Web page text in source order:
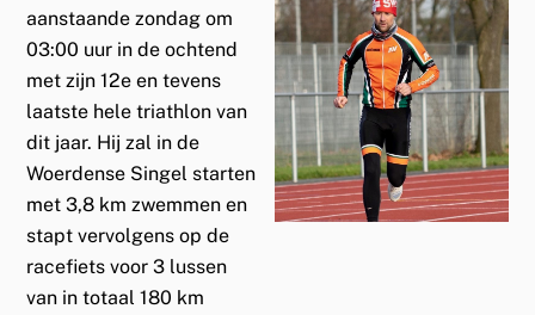
aanstaande zondag om
03:00 uur in de ochtend
met zijn 12e en tevens
laatste hele triathlon van
dit jaar. Hij zal in de
Woerdense Singel starten
met 3,8 km zwemmen en
stapt vervolgens op de
racefiets voor 3 lussen
van in totaal 180 km